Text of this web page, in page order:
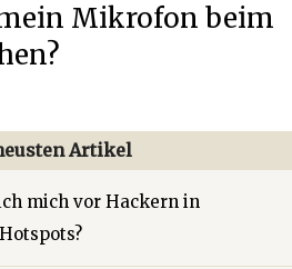
Mikrofon beim
Artikel
mich vor Hackern in